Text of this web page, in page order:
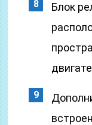
Блок